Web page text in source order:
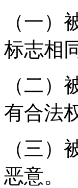
（一
标志相
（二
有合法
（三
恶意。